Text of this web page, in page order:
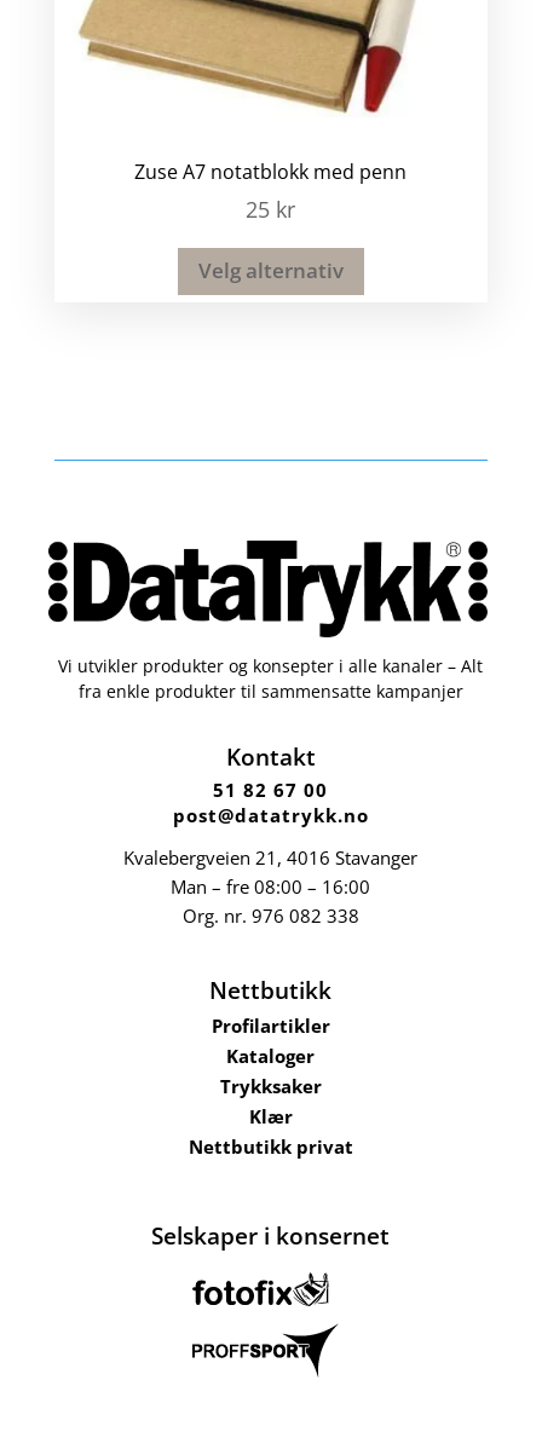
Zuse A7 notatblokk med penn
25 kr
Velg alternativ
Vi utvikler produkter og konsepter i alle kanaler – Alt
fra enkle produkter til sammensatte kampanjer
Kontakt
51 82 67 00
post@datatrykk.no
Kvalebergveien 21 , 4016 Stavanger
Man – fre 08:00 – 16:00
Org. nr. 976 082 338
Nettbutikk
Profilartikler
Kataloger
Trykksaker
Klær
Nettbutikk privat
Selskaper i konsernet